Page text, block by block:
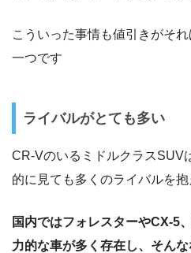
こういった事情も値引きがそ
一つです
ライバルがとても多い
CR-VのいるミドルクラスSUV
的に見ても多くのライバルを抱
国内ではフォレスターやCX-5
力的な車が多く存在し、そん